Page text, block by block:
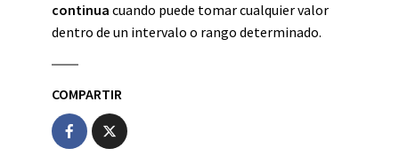
continua cuando puede tomar cualquier valor
dentro de un intervalo o rango determinado.
COMPARTIR